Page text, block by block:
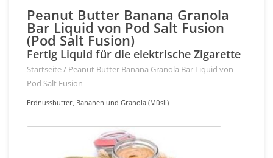
Peanut Butter Banana Granola
Bar Liquid von Pod Salt Fusion
(Pod Salt Fusion)
Fertig Liquid für die elektrische Zigarette
Startseite/ Peanut Butter Banana Granola Bar Liquid von
Pod Salt Fusion
Erdnussbutter, Bananen und Granola (Müsli)